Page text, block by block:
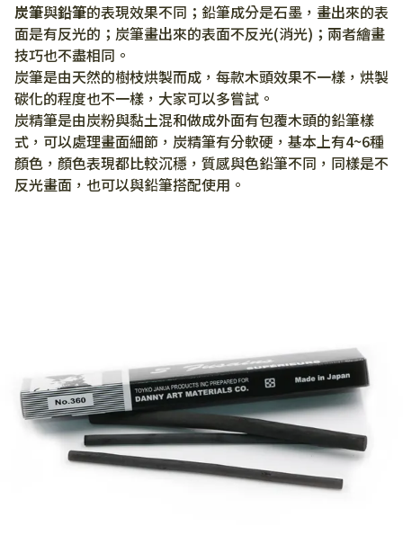
炭筆與鉛筆的表現效果不同；鉛筆成分是石墨，畫出來的表
面是有反光的；炭筆畫出來的表面不反光(消光)；兩者繪畫
技巧也不盡相同。
炭筆是由天然的樹枝烘製而成，每款木頭效果不一樣，烘製
碳化的程度也不一樣，大家可以多嘗試。
炭精筆是由炭粉與黏土混和做成外面有包覆木頭的鉛筆樣
式，可以處理畫面細節，炭精筆有分軟硬，基本上有4~6種
顏色，顏色表現都比較沉穩，質感與色鉛筆不同，同樣是不
反光畫面，也可以與鉛筆搭配使用。